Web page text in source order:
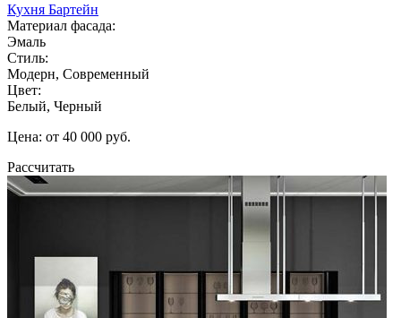
Кухня Бартейн
Материал фасада:
Эмаль
Стиль:
Модерн, Современный
Цвет:
Белый, Черный
Цена: от 40 000 руб.
Рассчитать